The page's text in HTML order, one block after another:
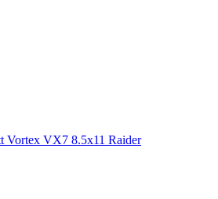
Vortex VX7 8.5x11 Raider